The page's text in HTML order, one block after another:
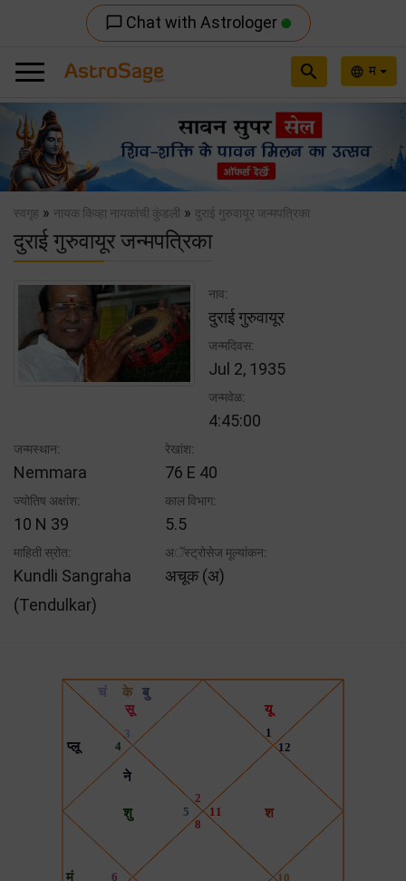
chat_bubble_outline Chat with Astrologer
language म
search
Previous
स्वगृह » नायक किव्हा नायकांची कुंडली » दुराई गुरुवायूर जन्मपत्रिका
दुराई गुरुवायूर जन्मपत्रिका
नाव:
दुराई गुरुवायूर
जन्मदिवस:
Jul 2, 1935
जन्मवेळ:
4:45:00
जन्मस्थान:
Nemmara
रेखांश:
76 E 40
ज्योतिष अक्षांश:
10 N 39
काल विभाग:
5.5
माहिती स्रोत:
Kundli Sangraha
(Tendulkar)
अॅस्ट्रोसेज मूल्यांकन:
अचूक (अ)